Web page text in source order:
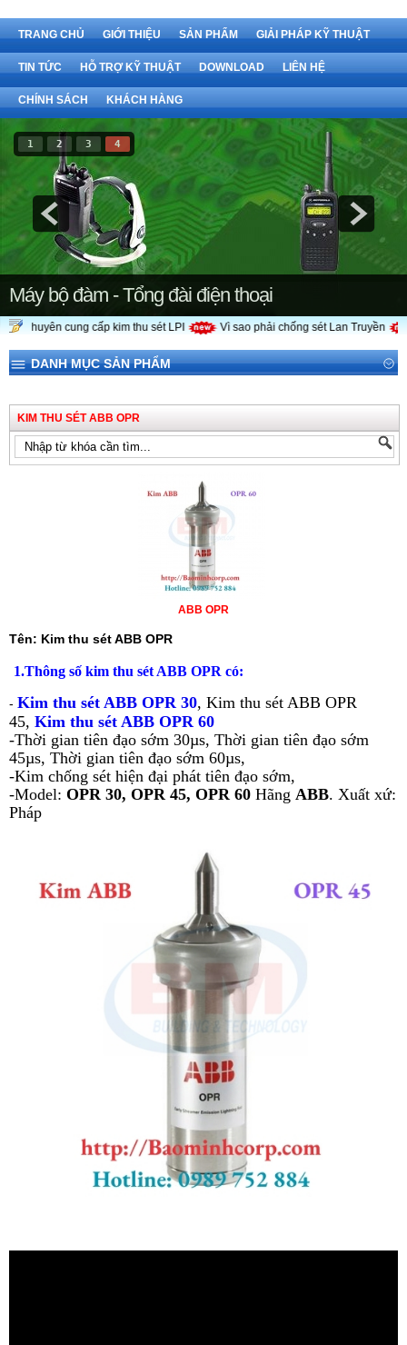
TRANG CHỦ GIỚI THIỆU SẢN PHẨM GIẢI PHÁP KỸ THUẬT
TIN TỨC HỖ TRỢ KỸ THUẬT DOWNLOAD LIÊN HỆ
CHÍNH SÁCH KHÁCH HÀNG
1 2 3 4
Máy bộ đàm - Tổng đài điện thoại
chuyên cung cấp kim thu sét LPI Vì sao phải chống sét Lan Truyền
DANH MỤC SẢN PHẨM
KIM THU SÉT ABB OPR
ABB OPR
Tên: Kim thu sét ABB OPR
1.Thông số kim thu sét ABB OPR có:
- Kim thu sét ABB OPR 30, Kim thu sét ABB OPR
45, Kim thu sét ABB OPR 60
-Thời gian tiên đạo sớm 30µs, Thời gian tiên đạo sớm
45µs, Thời gian tiên đạo sớm 60µs,
-Kim chống sét hiện đại phát tiên đạo sớm,
-Model: OPR 30, OPR 45, OPR 60 Hãng ABB. Xuất xứ:
Pháp